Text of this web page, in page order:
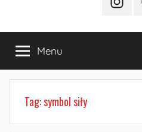
Menu
Tag:symbol siły